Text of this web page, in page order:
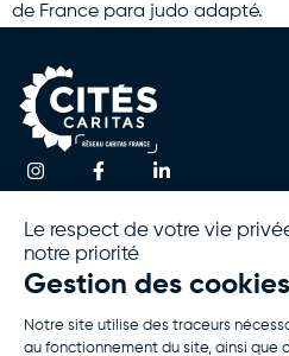
de France para judo adapté.
Notre
Association
Activités
Presse
D’activité